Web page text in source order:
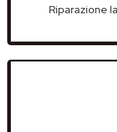
Riparazione